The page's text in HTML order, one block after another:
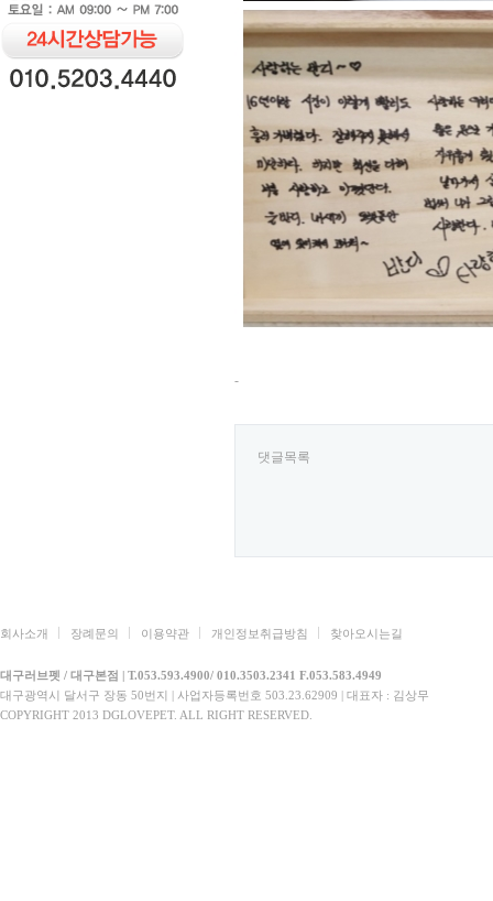
-
댓글목록
회사소개 장례문의 이용약관 개인정보취급방침 찾아오시는길
대구러브펫 / 대구본점 | T.053.593.4900/ 010.3503.2341 F.053.583.4949
대구광역시 달서구 장동 50번지 | 사업자등록번호 503.23.62909 | 대표자 : 김상무
COPYRIGHT 2013 DGLOVEPET. ALL RIGHT RESERVED.